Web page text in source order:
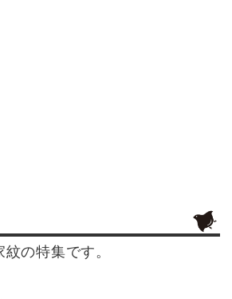
の特集です。